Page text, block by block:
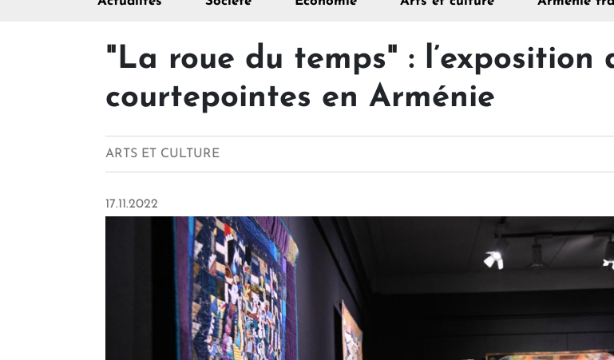
"La roue du temps" : l’exposition
courtepointes en Arménie
ARTS ET CULTURE
17.11.2022